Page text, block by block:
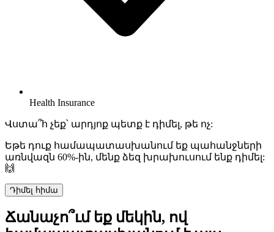
Health Insurance
Վստա՞հ չեք՝ արդյոք պետք է դիմել, թե ոչ:
Եթե դուք համապատասխանում եք պահանջների
առնվազն 60%-ին, մենք ձեզ խրախուսում ենք դիմել:
🙌
Դիմել հիմա
Ճանաչո՞ւմ եք մեկին, ով